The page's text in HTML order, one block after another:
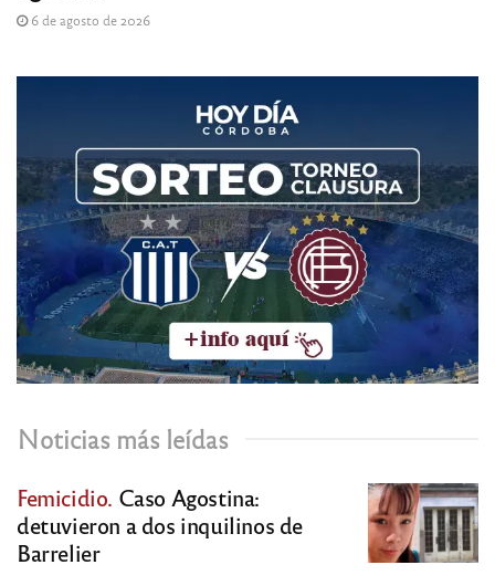
6 de agosto de 2026
Noticias más leídas
Femicidio. Caso Agostina:
detuvieron a dos inquilinos de
Barrelier